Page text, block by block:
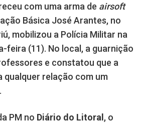
com uma arma de airsoft
Básica José Arantes, no
mobilizou a Polícia Militar na
feira (11). No local, a guarnição
e constatou que a
qualquer relação com um
PM no Diário do Litoral, o